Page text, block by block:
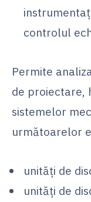
controlul
Permite
de proiectare,
sistemelor
următoarelor
unităţi de
unităţi de